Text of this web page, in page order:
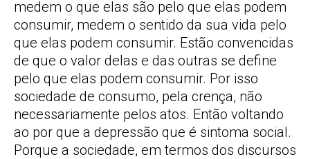
medem o que elas são pelo que elas podem
consumir, medem o sentido da sua vida pelo
que elas podem consumir. Estão convencidas
de que o valor delas e das outras se define
pelo que elas podem consumir. Por isso
sociedade de consumo, pela crença, não
necessariamente pelos atos. Então voltando
ao por que a depressão que é sintoma social.
Porque a sociedade, em termos dos discursos